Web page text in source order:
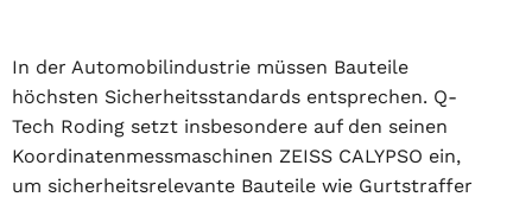
In der Automobilindustrie müssen Bauteile
höchsten Sicherheitsstandards entsprechen. Q-
Tech Roding setzt insbesondere auf den seinen
Koordinatenmessmaschinen ZEISS CALYPSO ein,
um sicherheitsrelevante Bauteile wie Gurtstraffer